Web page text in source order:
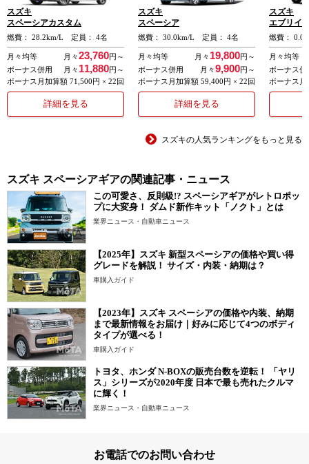
・誤発進抑制機能／後方誤発進抑制機能
駐車場などでシフトをD・M・L（Sモード含む）もしくは、R（後
退）の位置に入れた状態で、アクセルペダルを強く踏むと、エンジ
ン出力を抑制して急発進・急加速による衝突回避に支援します。
・後退時ブレーキサポート
リヤバンパーに内蔵された4つの超音波センサーで後方の障害物との
衝突の可能性が高まると自動でブレーキをかけ、衝突回避や被害軽
減を図ります。
スズキ
スペーシアカスタム
燃費： 28.2km/L 定員： 4名
月々均等 月々23,760円～
ボーナス併用
月々 11,880円～
ボーナス月加算額 71,500円 × 22回
詳細を見る
スズキ
スペーシア
燃費： 30.0km/L 定員： 4名
月々均等 月々 19,800円～
ボーナス併用
月々9,900円～
ボーナス月加算額 59,400円 × 22回
詳細を見る
スズキ
エブリイ
燃費：
月々均等
ボーナス併
ボーナス
スズキの人気ランキングをもっと見る
スズキ スペーシアギアの関連記事・ニュース
業界ニュース・自動車ニュース
この可愛さ、反則級!? スペーシアギアがレトロポッ
プに大変身！ ダムド新作キット「ノクト」とは
車購入ガイド
【2025年】スズキ 新型スペーシアの価格や買い得
グレードを解説！ サイズ・内装・納期は？
車購入ガイド
【2023年】スズキ スペーシアの価格や内装、納期
まで最新情報をお届け｜好みに応じて4つのボディ
タイプが選べる！
業界ニュース・自動車ニュース
トヨタ、ホンダ N-BOXの販売台数を逆転！ 「ヤリ
ス」シリーズが2020年度 日本で最も売れたクルマ
に輝く！
お電話でのお問い合わせ